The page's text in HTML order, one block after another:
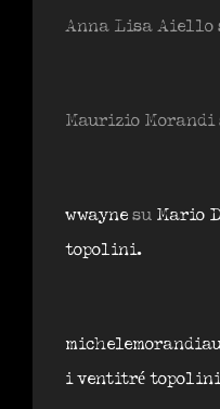
Anna Lisa Aiello
Maurizio Morandi
wwayne su Mario
topolini.
i ventitré